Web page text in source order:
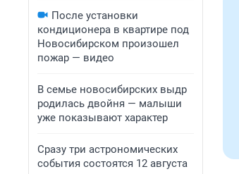
После установки
кондиционера в квартире под
Новосибирском произошел
пожар — видео
В семье новосибирских выдр
родилась двойня — малыши
уже показывают характер
Сразу три астрономических
события состоятся 12 августа